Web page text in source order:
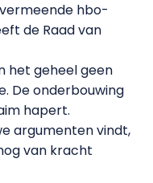
hbo-
de Raad van
het geheel geen
De onderbouwing
hapert.
argumenten vindt,
van kracht